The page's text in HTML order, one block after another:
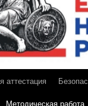
аттестация
Методическая работа